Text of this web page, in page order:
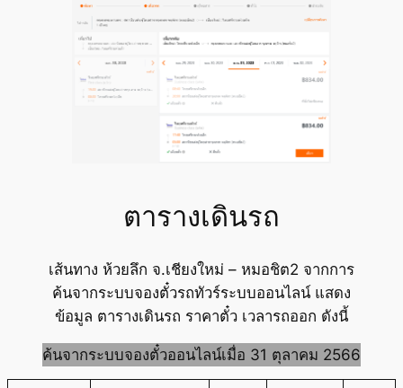
ตารางเดินรถ
เส้นทาง ห้วยลึก จ.เชียงใหม่ – หมอชิต2 จากการ
ค้นจากระบบจองตั๋วรถทัวร์ระบบออนไลน์ แสดง
ข้อมูล ตารางเดินรถ ราคาตั๋ว เวลารถออก ดังนี้
ค้นจากระบบจองตั๋วออนไลน์เมื่อ 31 ตุลาคม 2566